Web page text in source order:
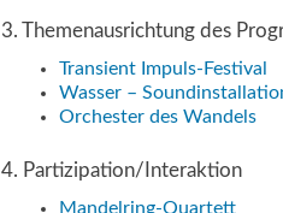
3. Themenausrichtung des
Transient Impuls-Festival
Wasser –
Orchester des Wandels
4. Partizipation/Interaktion
Mandelring-Quartett